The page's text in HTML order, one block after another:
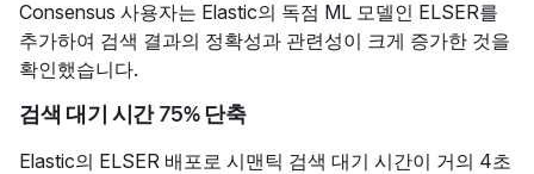
Consensus 사용자는 Elastic의 독점 ML 모델인 ELSER를
추가하여 검색 결과의 정확성과 관련성이 크게 증가한 것을
확인했습니다.
검색 대기 시간 75% 단축
Elastic의 ELSER 배포로 시맨틱 검색 대기 시간이 거의 4초